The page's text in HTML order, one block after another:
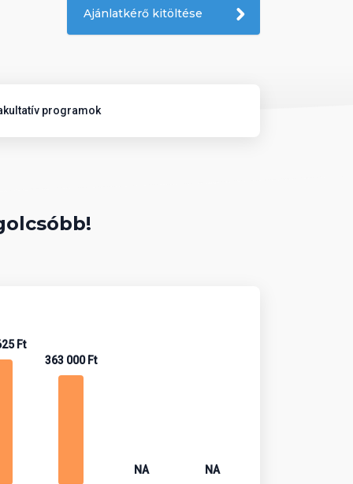
Ajánlatkérő kitöltése
programok
Ft
363 000 Ft
NA NA